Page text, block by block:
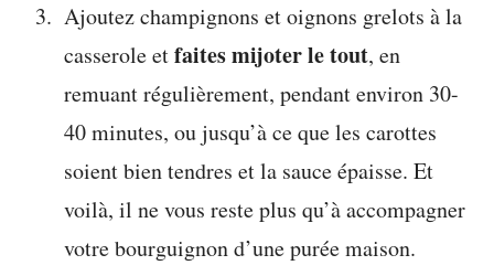
Ajoutez champignons et oignons grelots à la
casserole etfaites mijoter le tout, en
remuant régulièrement, pendant environ 30-
40 minutes, ou jusqu’à ce que les carottes
soient bien tendres et la sauce épaisse. Et
voilà, il ne vous reste plus qu’à accompagner
votre bourguignon d’une purée maison.